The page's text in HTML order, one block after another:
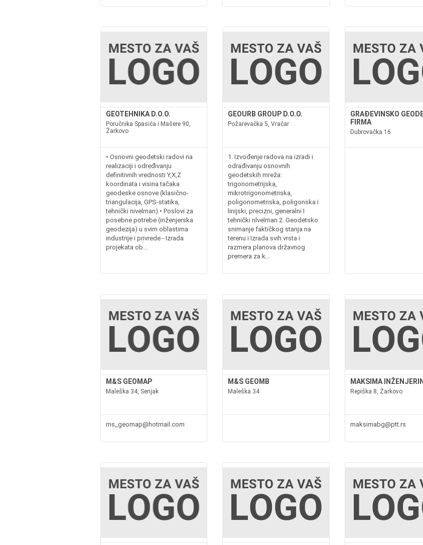
GEOTEHNIKA D.O.O.
Poručnika Spasića i Mašere 90,
Žarkovo
• Osnovni geodetski radovi na
realizaciji i određivanju
definitivnih vrednosti Y,X,Z
koordinata i visina tačaka
geodeske osnove (klasično-
triangulacija, GPS-statika,
tehnički nivelman) • Poslovi za
posebne potrebe (inženjerska
geodezija) u svim oblastima
industrije i privrede - Izrada
projekata ob...
GEOURB GROUP D.O.O.
Požarevačka 5, Vračar
1. Izvođenje radova na izradi i
odrađivanju osnovnih
geodetskih mreža:
trigonometrijska,
mikrotrigonometriska,
poligonometriska, poligonska i
linijski, precizni, generalni I
tehnički nlvelman 2. Geodetsko
snimanje faktičkog stanja na
terenu i Izrada svih vrsta i
razmera planova državnog
premera za k...
GRAĐEVINSKO
FIRMA
Dubrovačka 16
M&S GEOMAP
Maleška 34, Senjak
ms_geomap@hotmail.com
M&S GEOMB
Maleška 34
MAKSIMA
Repiška 8, Žarkovo
maksimabg@ptt.rs